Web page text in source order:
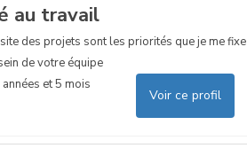
au travail
des projets sont les priorités que je me fixe
de votre équipe
années et 5 mois
Voir ce profil